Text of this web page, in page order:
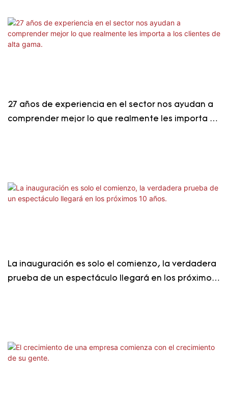
27 años de experiencia en el sector nos ayudan a
comprender mejor lo que realmente les importa a
La inauguración es solo el comienzo, la verdadera
prueba de un espectáculo llegará en los próximos